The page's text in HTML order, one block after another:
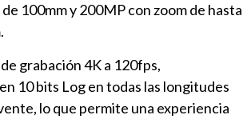
100mm y 200MP con zoom de hasta
grabación 4K a 120fps,
10 bits Log en todas las longitudes
lo que permite una experiencia